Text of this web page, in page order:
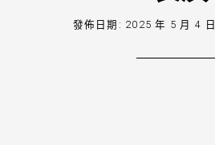
發佈日期: 2025 年 5 月 4 日